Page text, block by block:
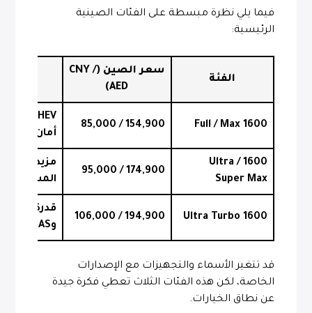
فيما يلي نظرة مبسطة على الفئات الصينية
الرئيسية:
الفئة
سعر الصين (CNY /
AED)
1600 Full / Max
154,900 / 85,000
أمان
1600 Ultra /
Super Max
174,900 / 95,000
مزيد من
المساعدة L2 ADAS
1600 Ultra Turbo
194,900 / 106,000
وADAS
قد تتغير الأسماء والتجهيزات مع الإصدارات
الخاصة، لكن هذه الفئات الثلاث تعطي فكرة جيدة
عن نطاق الخيارات.